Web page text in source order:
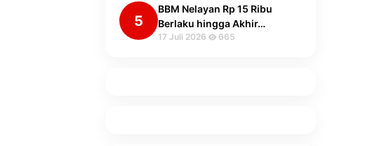
5
BBM Nelayan Rp 15 Ribu
Berlaku hingga Akhir…
17 Juli 2026 665